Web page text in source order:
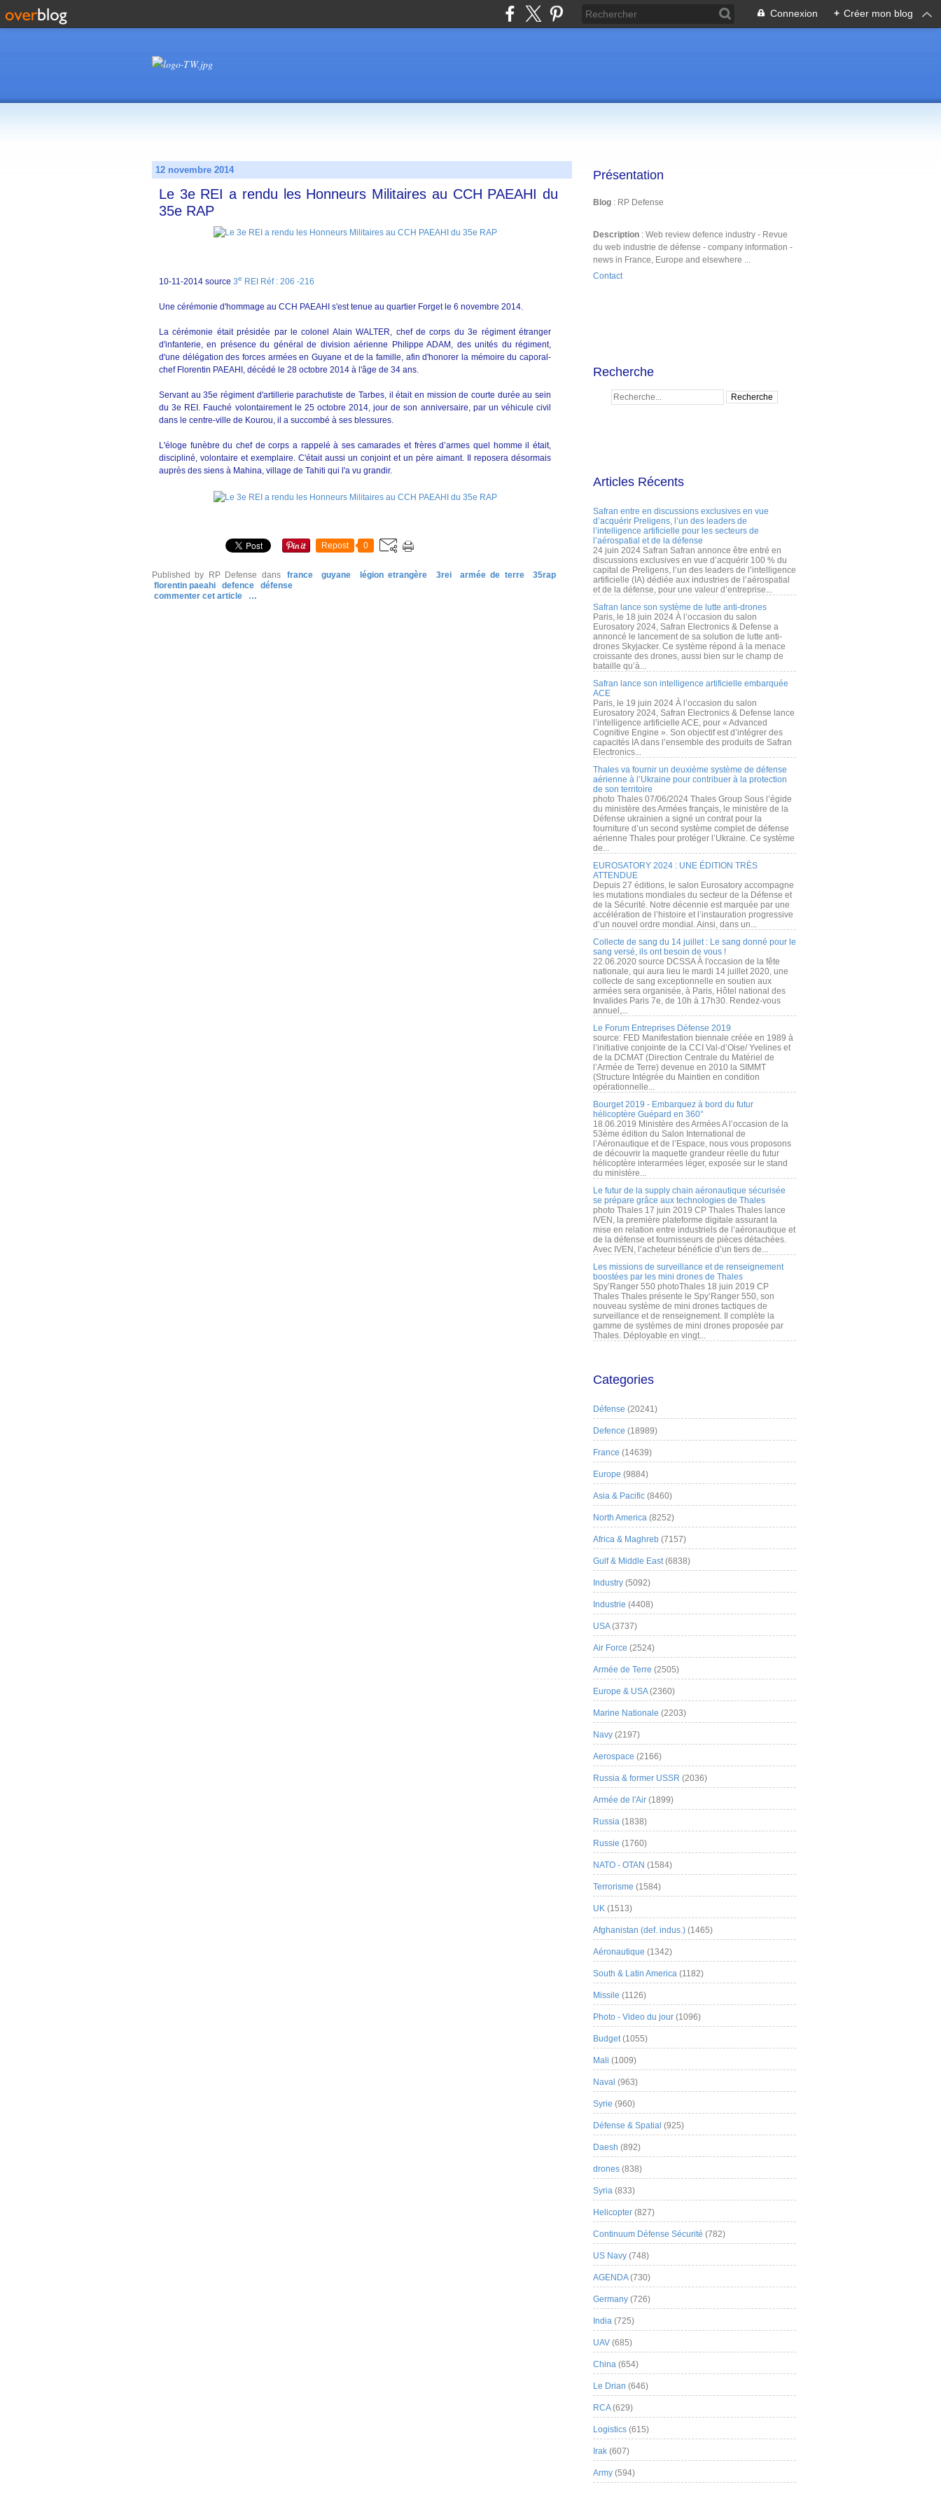
Connexion + Créer mon blog
12 novembre 2014
Le 3e REI a rendu les Honneurs Militaires au CCH PAEAHI du
35e RAP
10-11-2014 source 3e REI Réf : 206 -216
Une cérémonie d'hommage au CCH PAEAHI s'est tenue au quartier Forget le 6 novembre 2014.
La cérémonie était présidée par le colonel Alain WALTER, chef de corps du 3e régiment étranger
d'infanterie, en présence du général de division aérienne Philippe ADAM, des unités du régiment,
d'une délégation des forces armées en Guyane et de la famille, afin d'honorer la mémoire du caporal-
chef Florentin PAEAHI, décédé le 28 octobre 2014 à l'âge de 34 ans.
Servant au 35e régiment d'artillerie parachutiste de Tarbes, il était en mission de courte durée au sein
du 3e REI. Fauché volontairement le 25 octobre 2014, jour de son anniversaire, par un véhicule civil
dans le centre-ville de Kourou, il a succombé à ses blessures.
L'éloge funèbre du chef de corps a rappelé à ses camarades et frères d’armes quel homme il était,
discipliné, volontaire et exemplaire. C'était aussi un conjoint et un père aimant. Il reposera désormais
auprès des siens à Mahina, village de Tahiti qui l'a vu grandir.
Repost 0
Published by RP Defense dans france guyane légion etrangère 3rei armée de terre
35rap
florentin paeahi
defence
défense
commenter cet article
…
Présentation
Blog : RP Defense
Description : Web review defence industry - Revue
du web industrie de défense - company information -
news in France, Europe and elsewhere ...
Contact
Recherche
Articles Récents
Safran entre en discussions exclusives en vue
d’acquérir Preligens, l’un des leaders de
l’intelligence artificielle pour les secteurs de
l’aérospatial et de la défense
24 juin 2024 Safran Safran annonce être entré en
discussions exclusives en vue d’acquérir 100 % du
capital de Preligens, l’un des leaders de l’intelligence
artificielle (IA) dédiée aux industries de l’aérospatial
et de la défense, pour une valeur d’entreprise...
Safran lance son système de lutte anti-drones
Paris, le 18 juin 2024 À l’occasion du salon
Eurosatory 2024, Safran Electronics & Defense a
annoncé le lancement de sa solution de lutte anti-
drones Skyjacker. Ce système répond à la menace
croissante des drones, aussi bien sur le champ de
bataille qu’à...
Safran lance son intelligence artificielle embarquée
ACE
Paris, le 19 juin 2024 À l’occasion du salon
Eurosatory 2024, Safran Electronics & Defense lance
l’intelligence artificielle ACE, pour « Advanced
Cognitive Engine ». Son objectif est d’intégrer des
capacités IA dans l’ensemble des produits de Safran
Electronics...
Thales va fournir un deuxième système de défense
aérienne à l’Ukraine pour contribuer à la protection
de son territoire
photo Thales 07/06/2024 Thales Group Sous l’égide
du ministère des Armées français, le ministère de la
Défense ukrainien a signé un contrat pour la
fourniture d’un second système complet de défense
aérienne Thales pour protéger l’Ukraine. Ce système
de...
EUROSATORY 2024 : UNE ÉDITION TRÈS
ATTENDUE
Depuis 27 éditions, le salon Eurosatory accompagne
les mutations mondiales du secteur de la Défense et
de la Sécurité. Notre décennie est marquée par une
accélération de l’histoire et l’instauration progressive
d’un nouvel ordre mondial. Ainsi, dans un...
Collecte de sang du 14 juillet : Le sang donné pour le
sang versé, ils ont besoin de vous !
22.06.2020 source DCSSA À l'occasion de la fête
nationale, qui aura lieu le mardi 14 juillet 2020, une
collecte de sang exceptionnelle en soutien aux
armées sera organisée, à Paris, Hôtel national des
Invalides Paris 7e, de 10h à 17h30. Rendez-vous
annuel,...
Le Forum Entreprises Défense 2019
source: FED Manifestation biennale créée en 1989 à
l’initiative conjointe de la CCI Val-d’Oise/ Yvelines et
de la DCMAT (Direction Centrale du Matériel de
l’Armée de Terre) devenue en 2010 la SIMMT
(Structure Intégrée du Maintien en condition
opérationnelle...
Bourget 2019 - Embarquez à bord du futur
hélicoptère Guépard en 360°
18.06.2019 Ministère des Armées A l’occasion de la
53ème édition du Salon International de
l’Aéronautique et de l’Espace, nous vous proposons
de découvrir la maquette grandeur réelle du futur
hélicoptère interarmées léger, exposée sur le stand
du ministère...
Le futur de la supply chain aéronautique sécurisée
se prépare grâce aux technologies de Thales
photo Thales 17 juin 2019 CP Thales Thales lance
IVEN, la première plateforme digitale assurant la
mise en relation entre industriels de l’aéronautique et
de la défense et fournisseurs de pièces détachées.
Avec IVEN, l’acheteur bénéficie d’un tiers de...
Les missions de surveillance et de renseignement
boostées par les mini drones de Thales
Spy’Ranger 550 photoThales 18 juin 2019 CP
Thales Thales présente le Spy’Ranger 550, son
nouveau système de mini drones tactiques de
surveillance et de renseignement. Il complète la
gamme de systèmes de mini drones proposée par
Thales. Déployable en vingt...
Categories
Défense (20241)
Defence (18989)
France (14639)
Europe (9884)
Asia & Pacific (8460)
North America (8252)
Africa & Maghreb (7157)
Gulf & Middle East(6838)
Industry (5092)
Industrie (4408)
USA(3737)
Air Force (2524)
Armée de Terre (2505)
Europe & USA(2360)
Marine Nationale (2203)
Navy (2197)
Aerospace (2166)
Russia & former USSR (2036)
Armée de l'Air (1899)
Russia (1838)
Russie (1760)
NATO - OTAN (1584)
Terrorisme (1584)
UK (1513)
Afghanistan (def. indus.) (1465)
Aéronautique (1342)
South & Latin America (1182)
Missile (1126)
Photo - Video du jour (1096)
Budget(1055)
Mali (1009)
Naval (963)
Syrie (960)
Défense & Spatial (925)
Daesh (892)
drones (838)
Syria (833)
Helicopter (827)
Continuum Défense Sécurité (782)
US Navy (748)
AGENDA(730)
Germany (726)
India (725)
UAV (685)
China (654)
Le Drian (646)
RCA(629)
Logistics (615)
Irak (607)
Army (594)